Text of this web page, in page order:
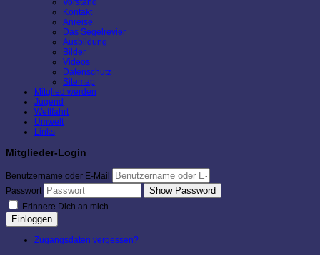
Vorstand
Kontakt
Anreise
Das Segelrevier
Ausbildung
Bilder
Videos
Datenschutz
Sitemap
Mitglied werden
Jugend
Wettfahrt
Umwelt
Links
Mitglieder-Login
Benutzername oder E-Mail
Passwort
Show Password
Erinnere Dich an mich
Einloggen
Zugangsdaten vergessen?